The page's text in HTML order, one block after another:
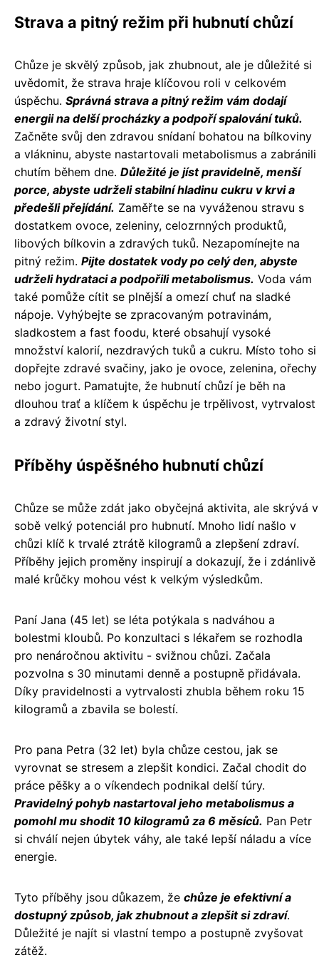
Strava a pitný režim při hubnutí chůzí
Chůze je skvělý způsob, jak zhubnout, ale je důležité si
uvědomit, že strava hraje klíčovou roli v celkovém
úspěchu. Správná strava a pitný režim vám dodají
energii na delší procházky a podpoří spalování tuků.
Začněte svůj den zdravou snídaní bohatou na bílkoviny
a vlákninu, abyste nastartovali metabolismus a zabránili
chutím během dne. Důležité je jíst pravidelně, menší
porce, abyste udrželi stabilní hladinu cukru v krvi a
předešli přejídání. Zaměřte se na vyváženou stravu s
dostatkem ovoce, zeleniny, celozrnných produktů,
libových bílkovin a zdravých tuků. Nezapomínejte na
pitný režim. Pijte dostatek vody po celý den, abyste
udrželi hydrataci a podpořili metabolismus. Voda vám
také pomůže cítit se plnější a omezí chuť na sladké
nápoje. Vyhýbejte se zpracovaným potravinám,
sladkostem a fast foodu, které obsahují vysoké
množství kalorií, nezdravých tuků a cukru. Místo toho si
dopřejte zdravé svačiny, jako je ovoce, zelenina, ořechy
nebo jogurt. Pamatujte, že hubnutí chůzí je běh na
dlouhou trať a klíčem k úspěchu je trpělivost, vytrvalost
a zdravý životní styl.
Příběhy úspěšného hubnutí chůzí
Chůze se může zdát jako obyčejná aktivita, ale skrývá v
sobě velký potenciál pro hubnutí. Mnoho lidí našlo v
chůzi klíč k trvalé ztrátě kilogramů a zlepšení zdraví.
Příběhy jejich proměny inspirují a dokazují, že i zdánlivě
malé krůčky mohou vést k velkým výsledkům.
Paní Jana (45 let) se léta potýkala s nadváhou a
bolestmi kloubů. Po konzultaci s lékařem se rozhodla
pro nenáročnou aktivitu - svižnou chůzi. Začala
pozvolna s 30 minutami denně a postupně přidávala.
Díky pravidelnosti a vytrvalosti zhubla během roku 15
kilogramů a zbavila se bolestí.
Pro pana Petra (32 let) byla chůze cestou, jak se
vyrovnat se stresem a zlepšit kondici. Začal chodit do
práce pěšky a o víkendech podnikal delší túry.
Pravidelný pohyb nastartoval jeho metabolismus a
pomohl mu shodit 10 kilogramů za 6 měsíců. Pan Petr
si chválí nejen úbytek váhy, ale také lepší náladu a více
energie.
Tyto příběhy jsou důkazem, že chůze je efektivní a
dostupný způsob, jak zhubnout a zlepšit si zdraví.
Důležité je najít si vlastní tempo a postupně zvyšovat
zátěž.